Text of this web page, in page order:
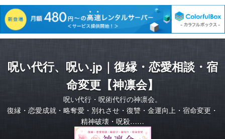
呪い代行、呪い.jp｜復縁・恋愛相談・宿
命変更【神凛会】
呪い代行・呪術代行の神凛会。
復縁・恋愛成就・略奪愛・別れさせ・復讐・金運向上・宿命変更・
精神破壊・呪殺……